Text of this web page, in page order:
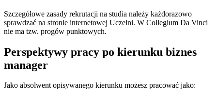
Szczegółowe zasady rekrutacji na studia należy każdorazowo
sprawdzać na stronie internetowej Uczelni. W Collegium Da Vinci
nie ma tzw. progów punktowych.
Perspektywy pracy po kierunku biznes
manager
Jako absolwent opisywanego kierunku możesz pracować jako: